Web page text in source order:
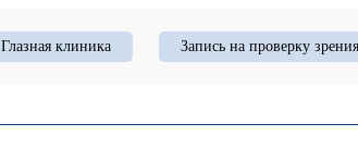
Глазная клиника Запись на проверку зрения